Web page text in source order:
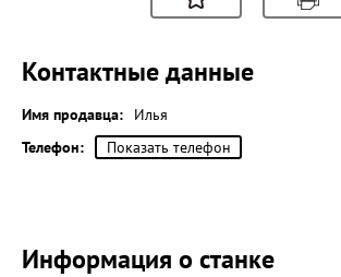
Контактные данные
Имя продавца:
Илья
Телефон:
Показать телефон
Информация о станке